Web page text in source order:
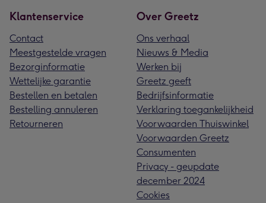
Klantenservice
Contact
Meestgestelde vragen
Bezorginformatie
Wettelijke garantie
Bestellen en betalen
Bestelling annuleren
Retourneren
Over Greetz
Ons verhaal
Nieuws & Media
Werken bij
Greetz geeft
Bedrijfsinformatie
Verklaring toegankelijkheid
Voorwaarden Thuiswinkel
Voorwaarden Greetz
Consumenten
Privacy - geupdate
december 2024
Cookies